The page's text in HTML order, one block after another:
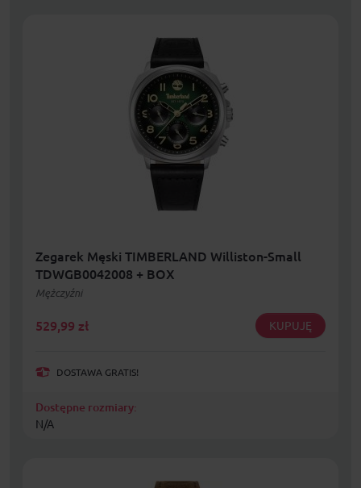
Zegarek Męski TIMBERLAND Williston-Small
TDWGB0042008 + BOX
Mężczyźni
529,99 zł KUPUJĘ
DOSTAWA GRATIS!
Dostępne rozmiary:
N/A